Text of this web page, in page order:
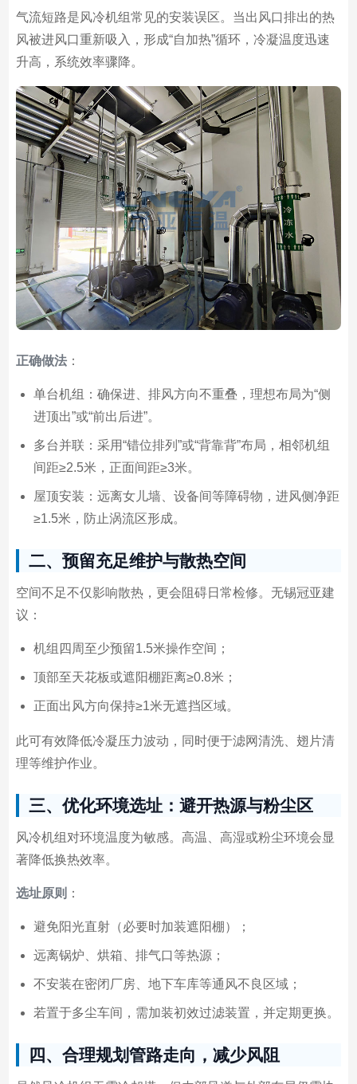
气流短路是风冷机组常见的安装误区。当出风口排出的热
风被进风口重新吸入，形成“自加热”循环，冷凝温度迅速
升高，系统效率骤降。
正确做法：
单台机组：确保进、排风方向不重叠，理想布局为“侧
进顶出”或“前出后进”。
多台并联：采用“错位排列”或“背靠背”布局，相邻机组
间距≥2.5米，正面间距≥3米。
屋顶安装：远离女儿墙、设备间等障碍物，进风侧净距
≥1.5米，防止涡流区形成。
二、预留充足维护与散热空间
空间不足不仅影响散热，更会阻碍日常检修。无锡冠亚建
议：
机组四周至少预留1.5米操作空间；
顶部至天花板或遮阳棚距离≥0.8米；
正面出风方向保持≥1米无遮挡区域。
此可有效降低冷凝压力波动，同时便于滤网清洗、翅片清
理等维护作业。
三、优化环境选址：避开热源与粉尘区
风冷机组对环境温度为敏感。高温、高湿或粉尘环境会显
著降低换热效率。
选址原则 ：
避免阳光直射（必要时加装遮阳棚）；
远离锅炉、烘箱、排气口等热源；
不安装在密闭厂房、地下车库等通风不良区域；
若置于多尘车间，需加装初效过滤装置，并定期更换。
四、合理规划管路走向，减少风阻